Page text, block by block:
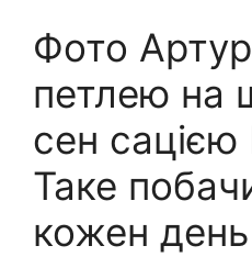
Фото
петлею на
сен сацією
Таке
кожен день